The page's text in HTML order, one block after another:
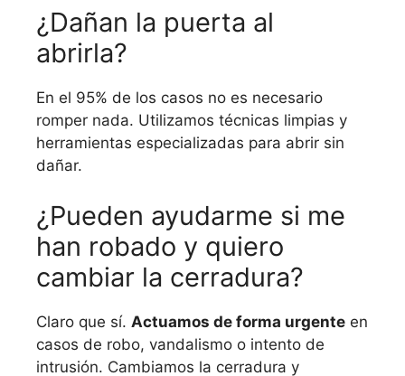
¿Dañan la puerta al
abrirla?
En el 95% de los casos no es necesario
romper nada. Utilizamos técnicas limpias y
herramientas especializadas para abrir sin
dañar.
¿Pueden ayudarme si me
han robado y quiero
cambiar la cerradura?
Claro que sí. Actuamos de forma urgente en
casos de robo, vandalismo o intento de
intrusión. Cambiamos la cerradura y